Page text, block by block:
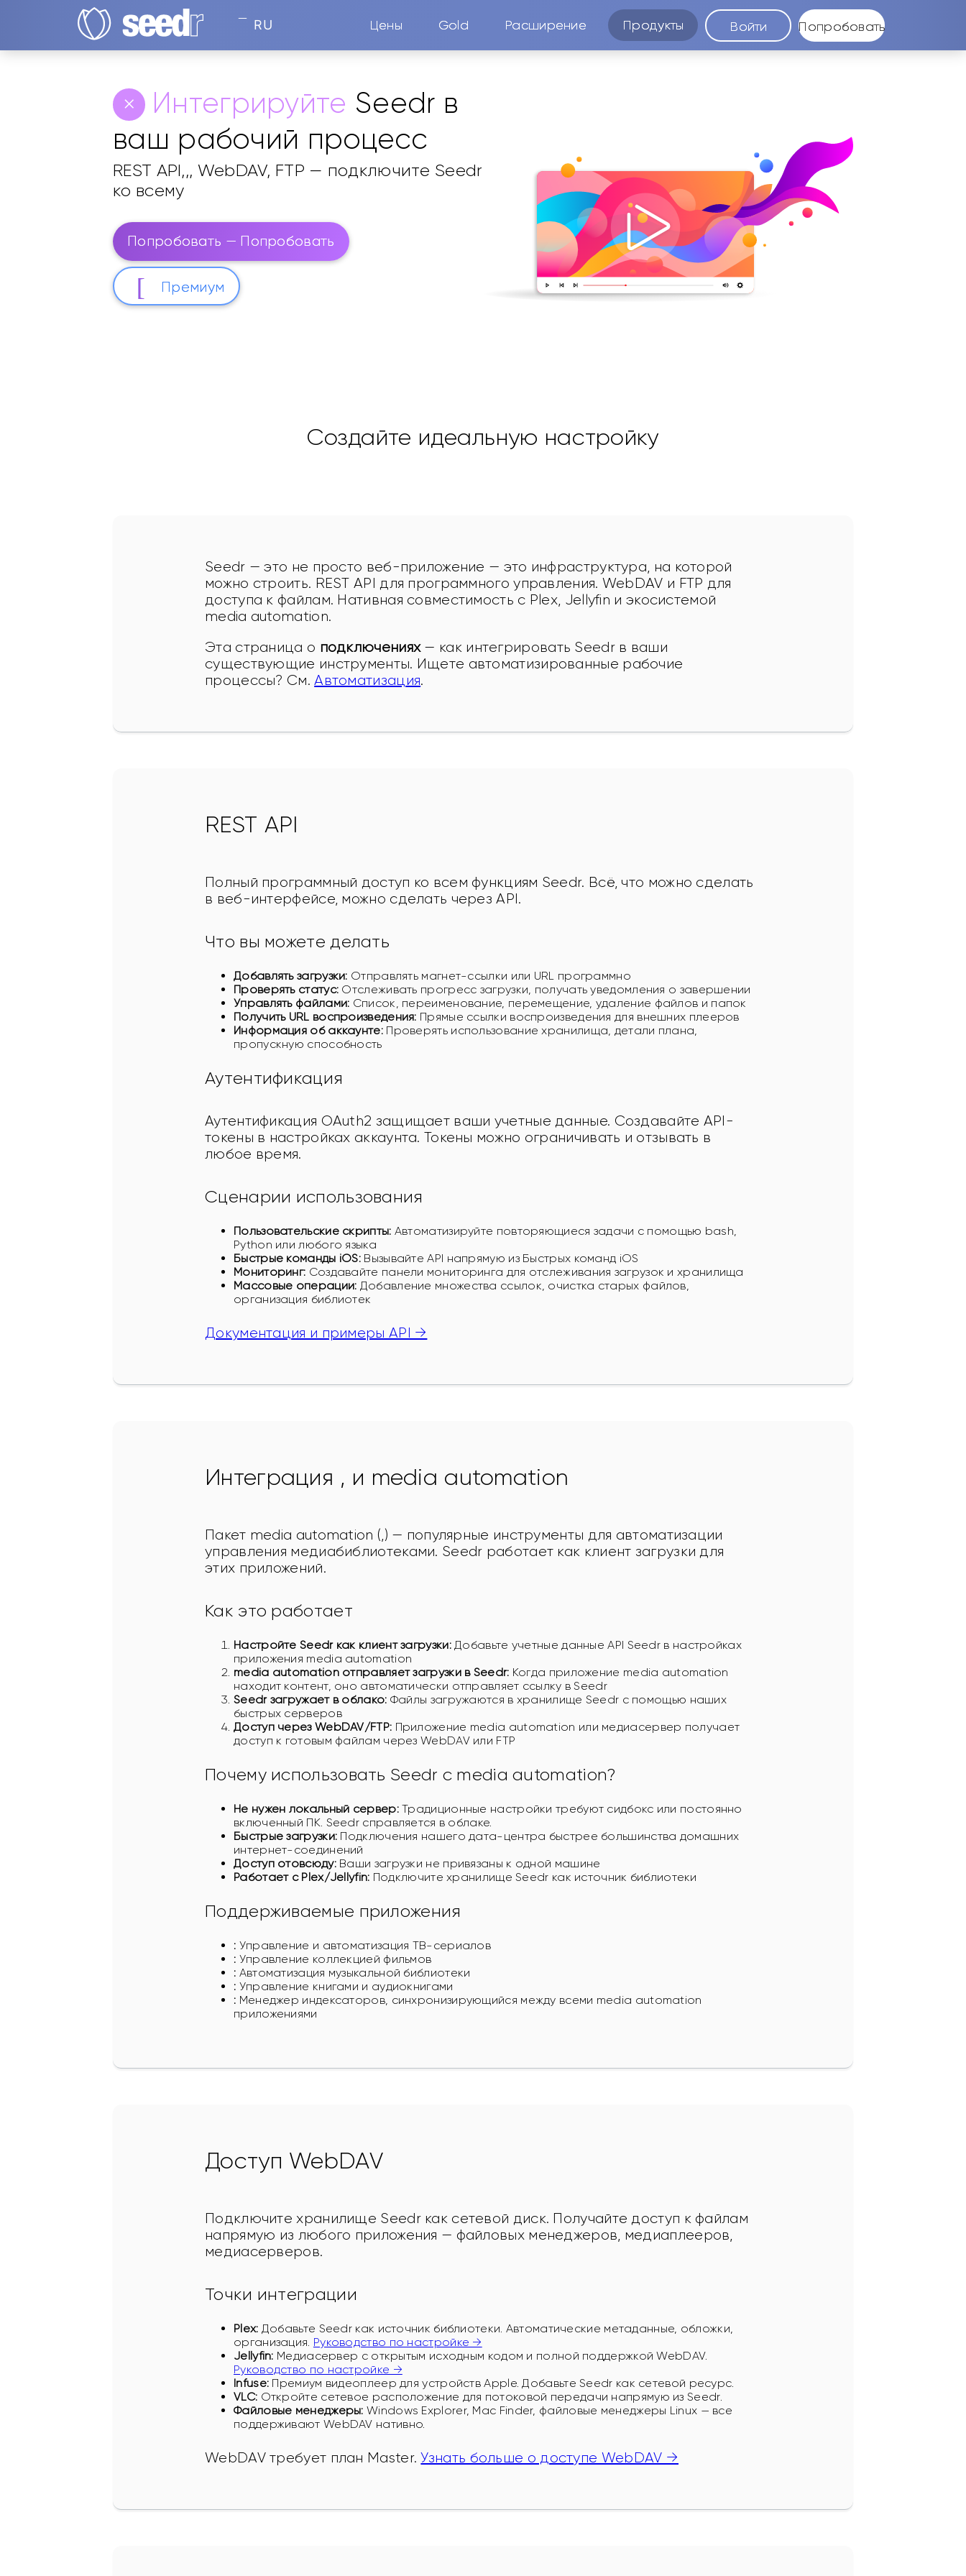
RU Цены Gold Расширение Продукты Войти Попробовать
Интегрируйте Seedr в
ваш рабочий процесс
REST API,,, WebDAV, FTP — подключите Seedr
ко всему
Попробовать — Попробовать
Премиум
Создайте идеальную настройку
Seedr — это не просто веб-приложение — это инфраструктура, на которой
можно строить. REST API для программного управления. WebDAV и FTP для
доступа к файлам. Нативная совместимость с Plex, Jellyfin и экосистемой
media automation.
Эта страница о подключениях — как интегрировать Seedr в ваши
существующие инструменты. Ищете автоматизированные рабочие
процессы? См. Автоматизация.
REST API
Полный программный доступ ко всем функциям Seedr. Всё, что можно сделать
в веб-интерфейсе, можно сделать через API.
Что вы можете делать
Добавлять загрузки: Отправлять магнет-ссылки или URL программно
Проверять статус: Отслеживать прогресс загрузки, получать уведомления о завершении
Управлять файлами: Список, переименование, перемещение, удаление файлов и папок
Получить URL воспроизведения: Прямые ссылки воспроизведения для внешних плееров
Информация об аккаунте:Проверять использование хранилища, детали плана,
пропускную способность
Аутентификация
Аутентификация OAuth2 защищает ваши учетные данные. Создавайте API-
токены в настройках аккаунта. Токены можно ограничивать и отзывать в
любое время.
Сценарии использования
Пользовательские скрипты: Автоматизируйте повторяющиеся задачи с помощью bash,
Python или любого языка
Быстрые команды iOS: Вызывайте API напрямую из Быстрых команд iOS
Мониторинг: Создавайте панели мониторинга для отслеживания загрузок и хранилища
Массовые операции: Добавление множества ссылок, очистка старых файлов,
организация библиотек
Документация и примеры API →
Интеграция , и media automation
Пакет media automation (,) — популярные инструменты для автоматизации
управления медиабиблиотеками. Seedr работает как клиент загрузки для
этих приложений.
Как это работает
Настройте Seedr как клиент загрузки:Добавьте учетные данные API Seedr в настройках
приложения media automation
media automation отправляет загрузки в Seedr: Когда приложение media automation
находит контент, оно автоматически отправляет ссылку в Seedr
Seedr загружает в облако: Файлы загружаются в хранилище Seedr с помощью наших
быстрых серверов
Доступ через WebDAV/FTP: Приложение media automation или медиасервер получает
доступ к готовым файлам через WebDAV или FTP
Почему использовать Seedr с media automation?
Не нужен локальный сервер:Традиционные настройки требуют сидбокс или постоянно
включенный ПК. Seedr справляется в облаке.
Быстрые загрузки: Подключения нашего дата-центра быстрее большинства домашних
интернет-соединений
Доступ отовсюду:Ваши загрузки не привязаны к одной машине
Работает с Plex/Jellyfin: Подключите хранилище Seedr как источник библиотеки
Поддерживаемые приложения
: Управление и автоматизация ТВ-сериалов
: Управление коллекцией фильмов
: Автоматизация музыкальной библиотеки
: Управление книгами и аудиокнигами
: Менеджер индексаторов, синхронизирующийся между всеми media automation
приложениями
Доступ WebDAV
Подключите хранилище Seedr как сетевой диск. Получайте доступ к файлам
напрямую из любого приложения — файловых менеджеров, медиаплееров,
медиасерверов.
Точки интеграции
Plex: Добавьте Seedr как источник библиотеки. Автоматические метаданные, обложки,
организация. Руководство по настройке →
Jellyfin: Медиасервер с открытым исходным кодом и полной поддержкой WebDAV.
Руководство по настройке →
Infuse: Премиум видеоплеер для устройств Apple. Добавьте Seedr как сетевой ресурс.
VLC: Откройте сетевое расположение для потоковой передачи напрямую из Seedr.
Файловые менеджеры: Windows Explorer, Mac Finder, файловые менеджеры Linux — все
поддерживают WebDAV нативно.
WebDAV требует план Master. Узнать больше о доступе WebDAV →